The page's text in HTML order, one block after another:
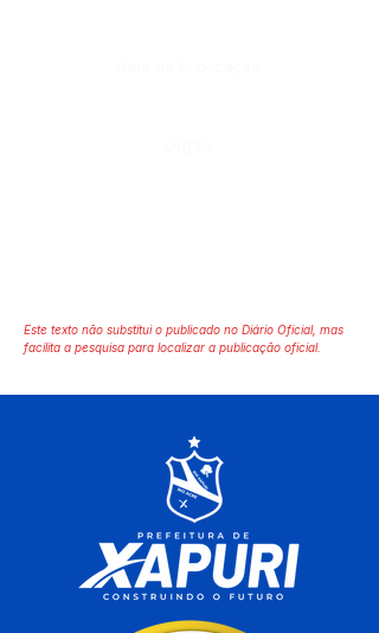
Este texto não substitui o publicado no Diário Oficial, mas
facilita a pesquisa para localizar a publicação oficial.